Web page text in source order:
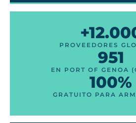
PROVEEDORES
951
EN PORT OF GENOA
100%
GRATUITO PARA